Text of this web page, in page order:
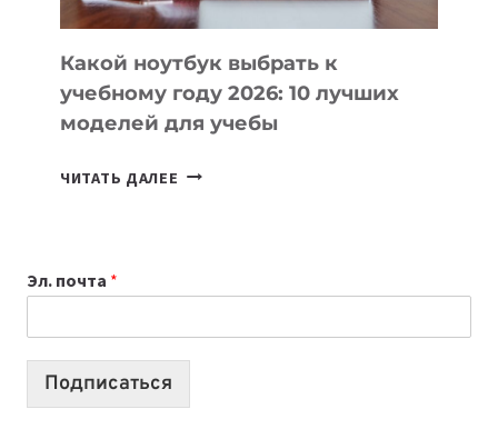
КОДА
Какой ноутбук выбрать к
учебному году 2026: 10 лучших
моделей для учебы
ЧИТАТЬ ДАЛЕЕ КАКОЙ
2026:
10
Эл. почта *
Подписаться